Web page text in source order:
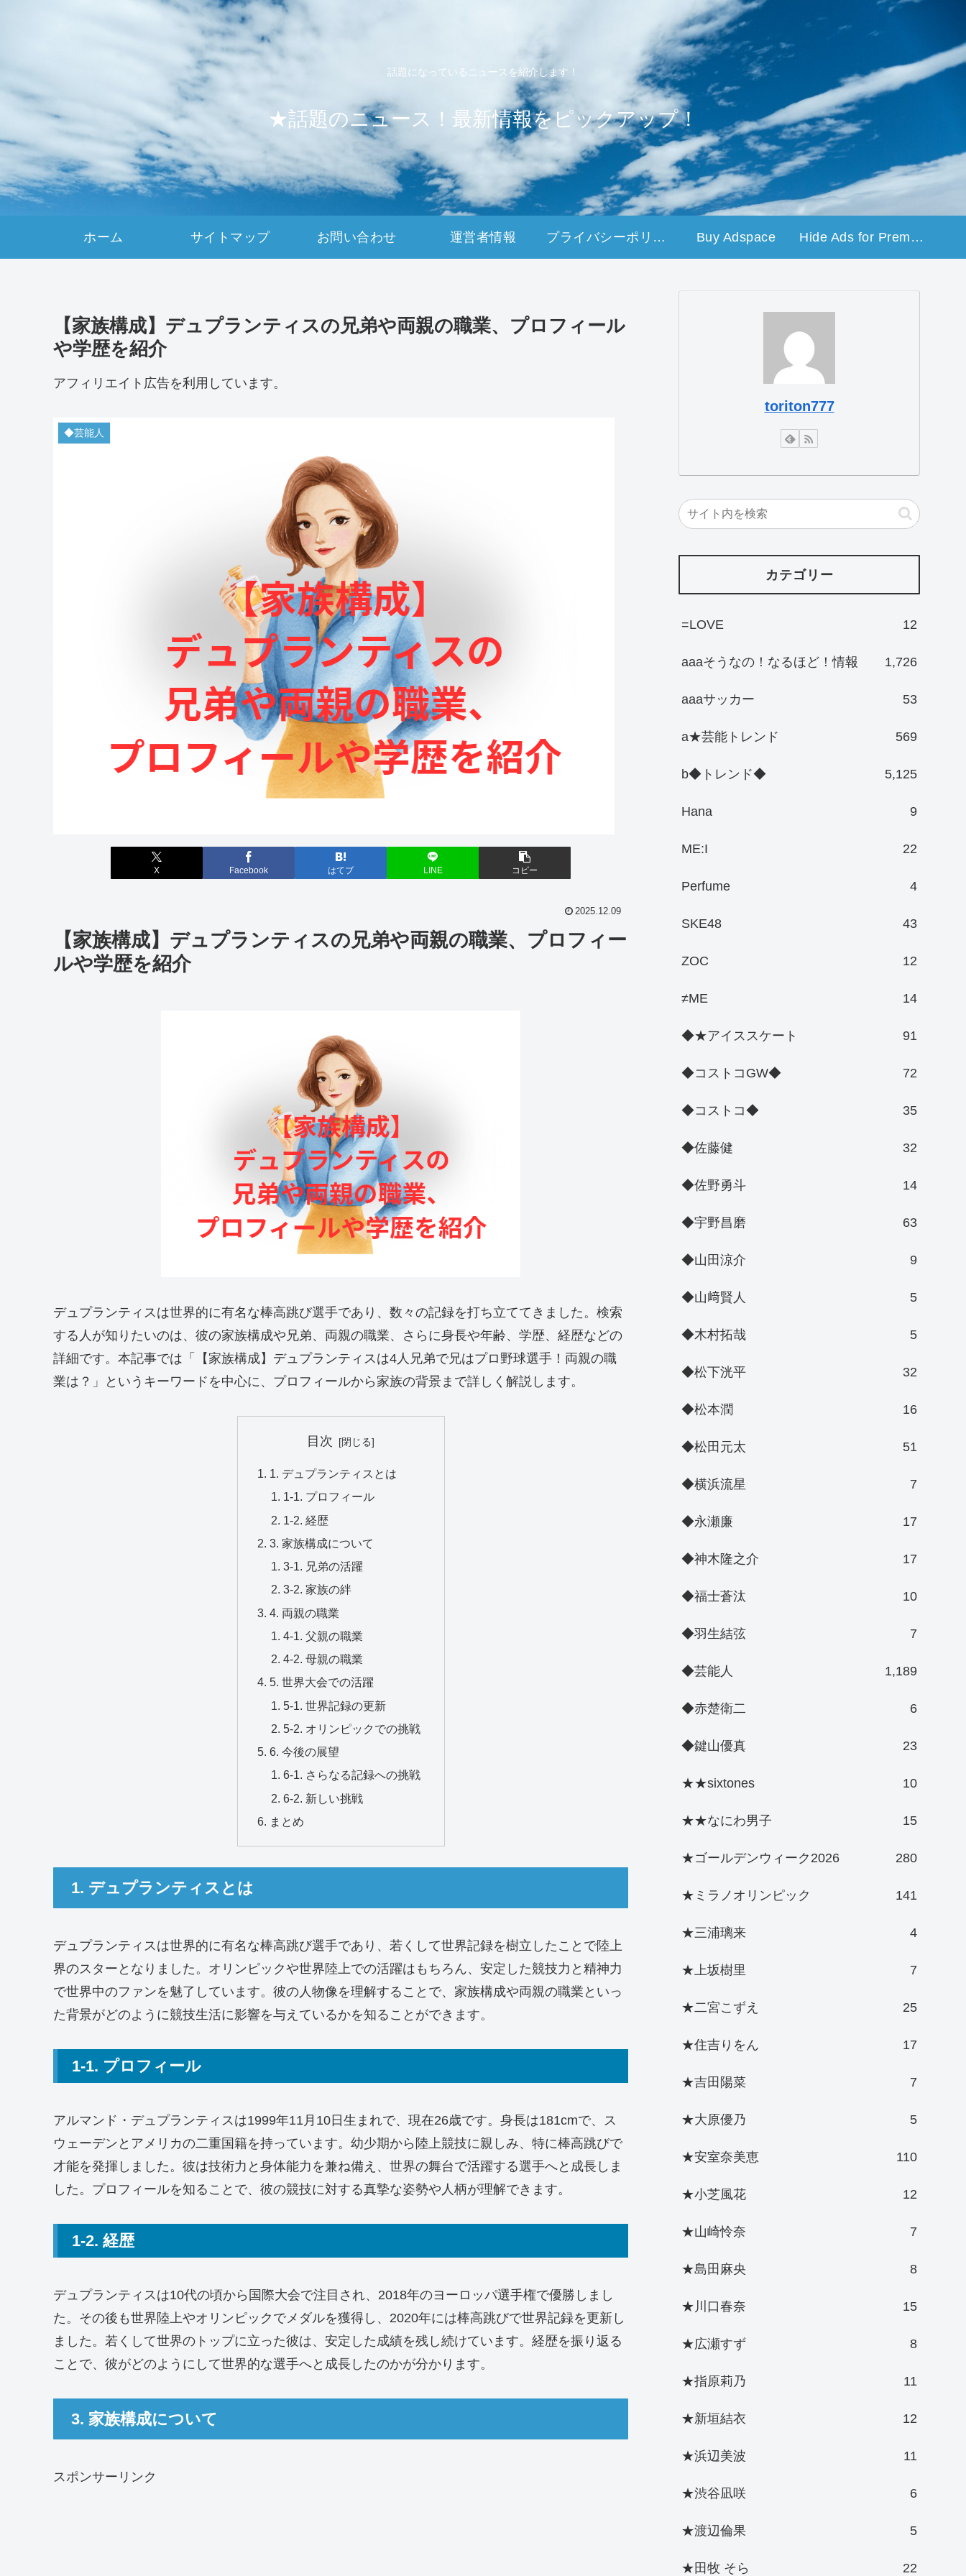
話題になっているニュースを紹介します！
★話題のニュース！最新情報をピックアップ！
ホーム サイトマップ お問い合わせ 運営者情報 プライバシーポリシー Buy Adspace Hide Ads for Premium Members
【家族構成】デュプランティスの兄弟や両親の職業、プロフィール
や学歴を紹介
アフィリエイト広告を利用しています。
◆芸能人
X Facebook はてブ LINE コピー
2025.12.09
【家族構成】デュプランティスの兄弟や両親の職業、プロフィー
ルや学歴を紹介
デュプランティスは世界的に有名な棒高跳び選手であり、数々の記録を打ち立ててきました。検索
する人が知りたいのは、彼の家族構成や兄弟、両親の職業、さらに身長や年齢、学歴、経歴などの
詳細です。本記事では「【家族構成】デュプランティスは4人兄弟で兄はプロ野球選手！両親の職
業は？」というキーワードを中心に、プロフィールから家族の背景まで詳しく解説します。
目次
1. デュプランティスとは
1-1. プロフィール
1-2. 経歴
3. 家族構成について
3-1. 兄弟の活躍
3-2. 家族の絆
4. 両親の職業
4-1. 父親の職業
4-2. 母親の職業
5. 世界大会での活躍
5-1. 世界記録の更新
5-2. オリンピックでの挑戦
6. 今後の展望
6-1. さらなる記録への挑戦
6-2. 新しい挑戦
まとめ
1. デュプランティスとは
デュプランティスは世界的に有名な棒高跳び選手であり、若くして世界記録を樹立したことで陸上
界のスターとなりました。オリンピックや世界陸上での活躍はもちろん、安定した競技力と精神力
で世界中のファンを魅了しています。彼の人物像を理解することで、家族構成や両親の職業といっ
た背景がどのように競技生活に影響を与えているかを知ることができます。
1-1. プロフィール
アルマンド・デュプランティスは1999年11月10日生まれで、現在26歳です。身長は181cmで、ス
ウェーデンとアメリカの二重国籍を持っています。幼少期から陸上競技に親しみ、特に棒高跳びで
才能を発揮しました。彼は技術力と身体能力を兼ね備え、世界の舞台で活躍する選手へと成長しま
した。プロフィールを知ることで、彼の競技に対する真摯な姿勢や人柄が理解できます。
1-2. 経歴
デュプランティスは10代の頃から国際大会で注目され、2018年のヨーロッパ選手権で優勝しまし
た。その後も世界陸上やオリンピックでメダルを獲得し、2020年には棒高跳びで世界記録を更新し
ました。若くして世界のトップに立った彼は、安定した成績を残し続けています。経歴を振り返る
ことで、彼がどのようにして世界的な選手へと成長したのかが分かります。
3. 家族構成について
スポンサーリンク
toriton777
カテゴリー
=LOVE 12
aaaそうなの！なるほど！情報 1,726
aaaサッカー 53
a★芸能トレンド 569
b◆トレンド◆ 5,125
Hana 9
ME:I 22
Perfume 4
SKE48 43
ZOC 12
≠ME 14
◆★アイススケート 91
◆コストコGW◆ 72
◆コストコ◆ 35
◆佐藤健 32
◆佐野勇斗 14
◆宇野昌磨 63
◆山田涼介 9
◆山﨑賢人 5
◆木村拓哉 5
◆松下洸平 32
◆松本潤 16
◆松田元太 51
◆横浜流星 7
◆永瀬廉 17
◆神木隆之介 17
◆福士蒼汰 10
◆羽生結弦 7
◆芸能人 1,189
◆赤楚衛二 6
◆鍵山優真 23
★★sixtones 10
★★なにわ男子 15
★ゴールデンウィーク2026 280
★ミラノオリンピック 141
★三浦璃来 4
★上坂樹里 7
★二宮こずえ 25
★住吉りをん 17
★吉田陽菜 7
★大原優乃 5
★安室奈美恵 110
★小芝風花 12
★山崎怜奈 7
★島田麻央 8
★川口春奈 15
★広瀬すず 8
★指原莉乃 11
★新垣結衣 12
★浜辺美波 11
★渋谷凪咲 6
★渡辺倫果 5
★田牧 そら 22